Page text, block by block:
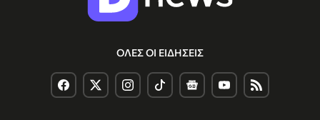
ΟΛΕΣ ΟΙ ΕΙΔΗΣΕΙΣ